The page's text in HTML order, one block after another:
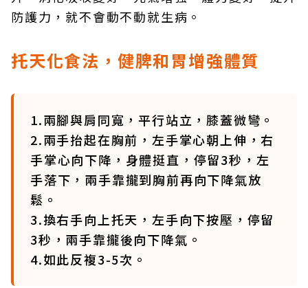
防護力，就不會動不動就生病。
托天化食法，健脾和胃增強體質
1.兩腳與肩同寬，平行站立，膝蓋微彎。
2.兩手抬起在胸前，左手掌心朝上伸，右
手掌心向下降，身體挺直，停留3秒，左
手落下，兩手靠攏到胸前再向下降氣放
鬆。
3.換右手向上托天，左手向下按壓，停留
3秒，兩手靠攏後向下降氣。
4.如此反複3-5次。